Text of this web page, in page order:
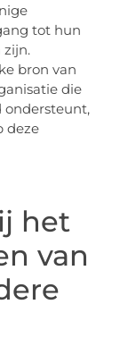
tot hun
zijn.
bron van
die
ondersteunt,
deze
het
van